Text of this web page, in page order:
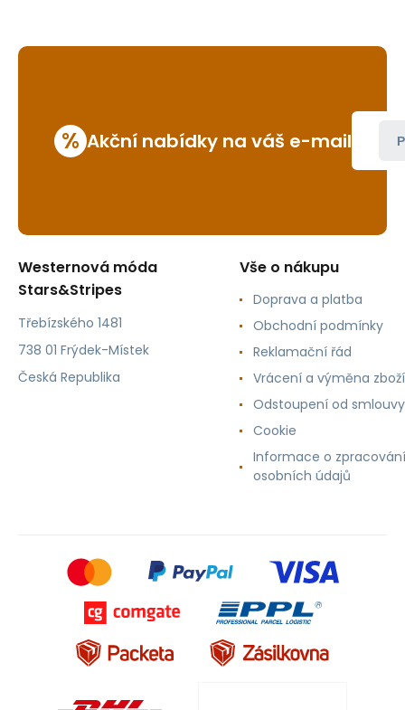
% Akční nabídky na váš e-mail
Westernová móda
Stars&Stripes
Třebízského 1481
738 01 Frýdek-Místek
Česká Republika
Vše o nákupu
Doprava a platba
Obchodní podmínky
Reklamační řád
Vrácení a výměna zboží
Odstoupení od smlouvy
Cookie
Informace o zpracování
osobních údajů